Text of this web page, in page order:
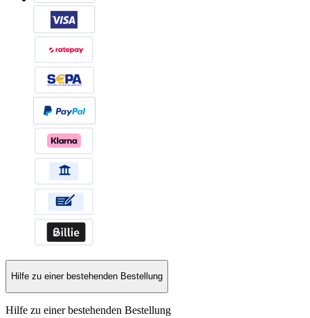
Hilfe zu einer bestehenden Bestellung
Hilfe zu einer bestehenden Bestellung